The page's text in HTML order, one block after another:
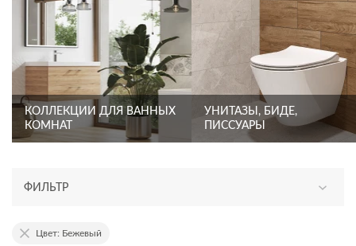
КОЛЛЕКЦИИ ДЛЯ ВАННЫХ
КОМНАТ
УНИТАЗЫ, БИДЕ,
ПИССУАРЫ
ФИЛЬТР
АССОРТИМЕНТ
Цвет: Бежевый